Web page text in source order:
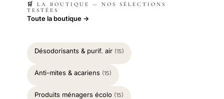
🛒 LA BOUTIQUE — NOS SÉLECTIONS
TESTÉES
Toute la boutique →
Désodorisants & purif. air (15)
Anti-mites & acariens (15)
Produits ménagers écolo (15)